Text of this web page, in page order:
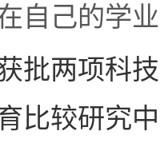
自己的学
批两项科
比较研究